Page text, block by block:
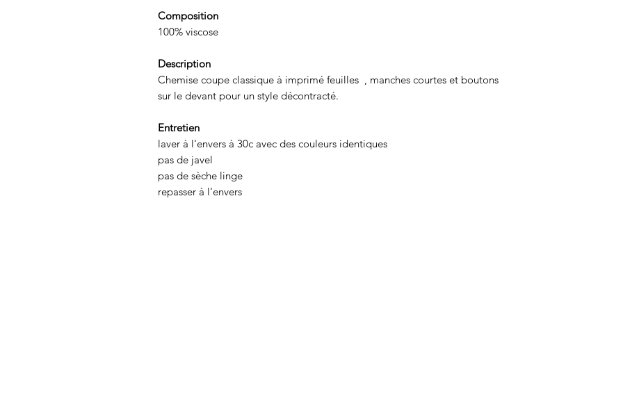
Composition
100% viscose
Description
Chemise coupe classique à imprimé feuilles , manches courtes et boutons
sur le devant pour un style décontracté.
Entretien
laver à l'envers à 30c avec des couleurs identiques
pas de javel
pas de sèche linge
repasser à l'envers